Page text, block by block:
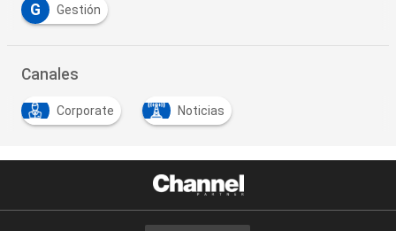
G Gestión
Canales
Corporate Noticias